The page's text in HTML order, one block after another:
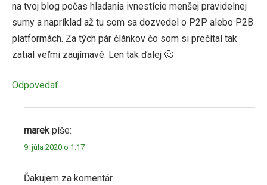
na tvoj blog počas hladania ivnestície menšej pravidelnej
sumy a napríklad až tu som sa dozvedel o P2P alebo P2B
platformách. Za tých pár článkov čo som si prečítal tak
zatial veľmi zaujímavé. Len tak ďalej 🙂
Odpovedať
marek píše:
9. júla 2020 o 1:17
Ďakujem za komentár.